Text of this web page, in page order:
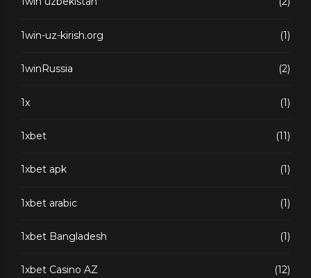
1win-uz-kirish.org (1)
1winRussia (2)
1x (1)
1xbet (11)
1xbet apk (1)
1xbet arabic (1)
1xbet Bangladesh (1)
1xbet Casino AZ (12)